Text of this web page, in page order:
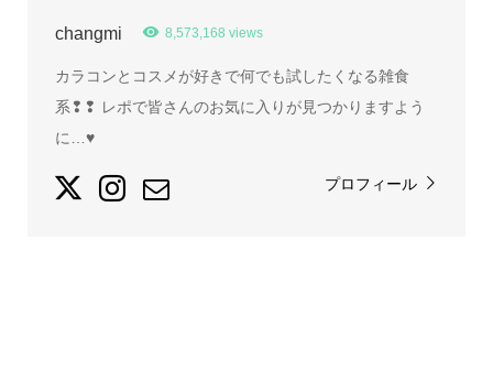
changmi 8,573,168 views
カラコンとコスメが好きで何でも試したくなる雑食
系❢❢ レポで皆さんのお気に入りが見つかりますよう
に…♥
プロフィール